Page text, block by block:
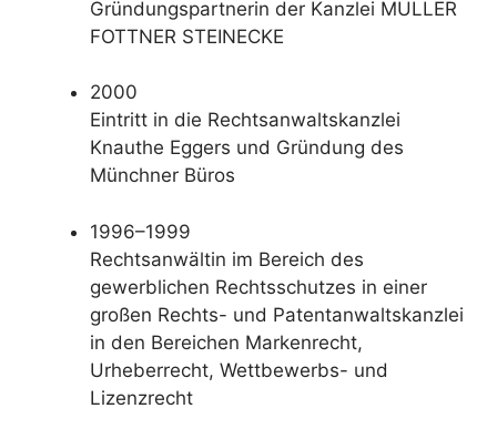
Gründungspartnerin der Kanzlei MÜLLER
FOTTNER STEINECKE
2000
Eintritt in die Rechtsanwaltskanzlei
Knauthe Eggers und Gründung des
Münchner Büros
1996–1999
Rechtsanwältin im Bereich des
gewerblichen Rechtsschutzes in einer
großen Rechts- und Patentanwaltskanzlei
in den Bereichen Markenrecht,
Urheberrecht, Wettbewerbs- und
Lizenzrecht